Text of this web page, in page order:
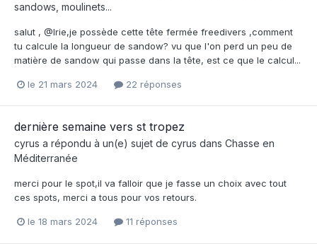
sandows, moulinets...
salut , @Irie,je possède cette tête fermée freedivers ,comment
tu calcule la longueur de sandow? vu que l'on perd un peu de
matière de sandow qui passe dans la tête, est ce que le calcul...
le 21 mars 2024 22 réponses
dernière semaine vers st tropez
cyrus a répondu à un(e) sujet de cyrus dans Chasse en
Méditerranée
merci pour le spot,il va falloir que je fasse un choix avec tout
ces spots, merci a tous pour vos retours.
le 18 mars 2024 11 réponses